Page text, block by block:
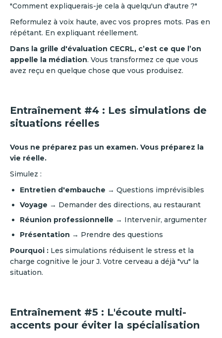
"Comment expliquerais-je cela à quelqu'un d'autre ?"
Reformulez à voix haute, avec vos propres mots. Pas en
répétant. En expliquant réellement.
Dans la grille d'évaluation CECRL, c’est ce que l’on
appelle la médiation. Vous transformez ce que vous
avez reçu en quelque chose que vous produisez.
Entraînement #4 : Les simulations de
situations réelles
Vous ne préparez pas un examen. Vous préparez la
vie réelle.
Simulez :
Entretien d'embauche → Questions imprévisibles
Voyage → Demander des directions, au restaurant
Réunion professionnelle → Intervenir, argumenter
Présentation → Prendre des questions
Pourquoi : Les simulations réduisent le stress et la
charge cognitive le jour J. Votre cerveau a déjà "vu" la
situation.
Entraînement #5 : L'écoute multi-
accents pour éviter la spécialisation